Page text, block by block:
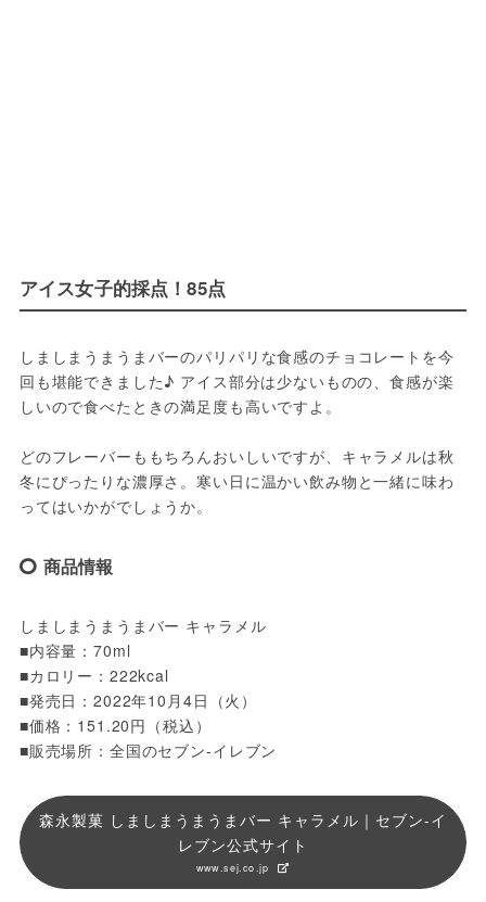
アイス女子的採点！85点
しましまうまうまバーのパリパリな食感のチョコレートを今
回も堪能できました♪ アイス部分は少ないものの、食感が楽
しいので食べたときの満足度も高いですよ。
どのフレーバーももちろんおいしいですが、キャラメルは秋
冬にぴったりな濃厚さ。寒い日に温かい飲み物と一緒に味わ
ってはいかがでしょうか。
商品情報
しましまうまうまバー キャラメル
■内容量：70ml
■カロリー：222kcal
■発売日：2022年10月4日（火）
■価格：151.20円（税込）
■販売場所：全国のセブン-イレブン
森永製菓 しましまうまうまバー キャラメル｜セブン‐イ
レブン公式サイト
www.sej.co.jp